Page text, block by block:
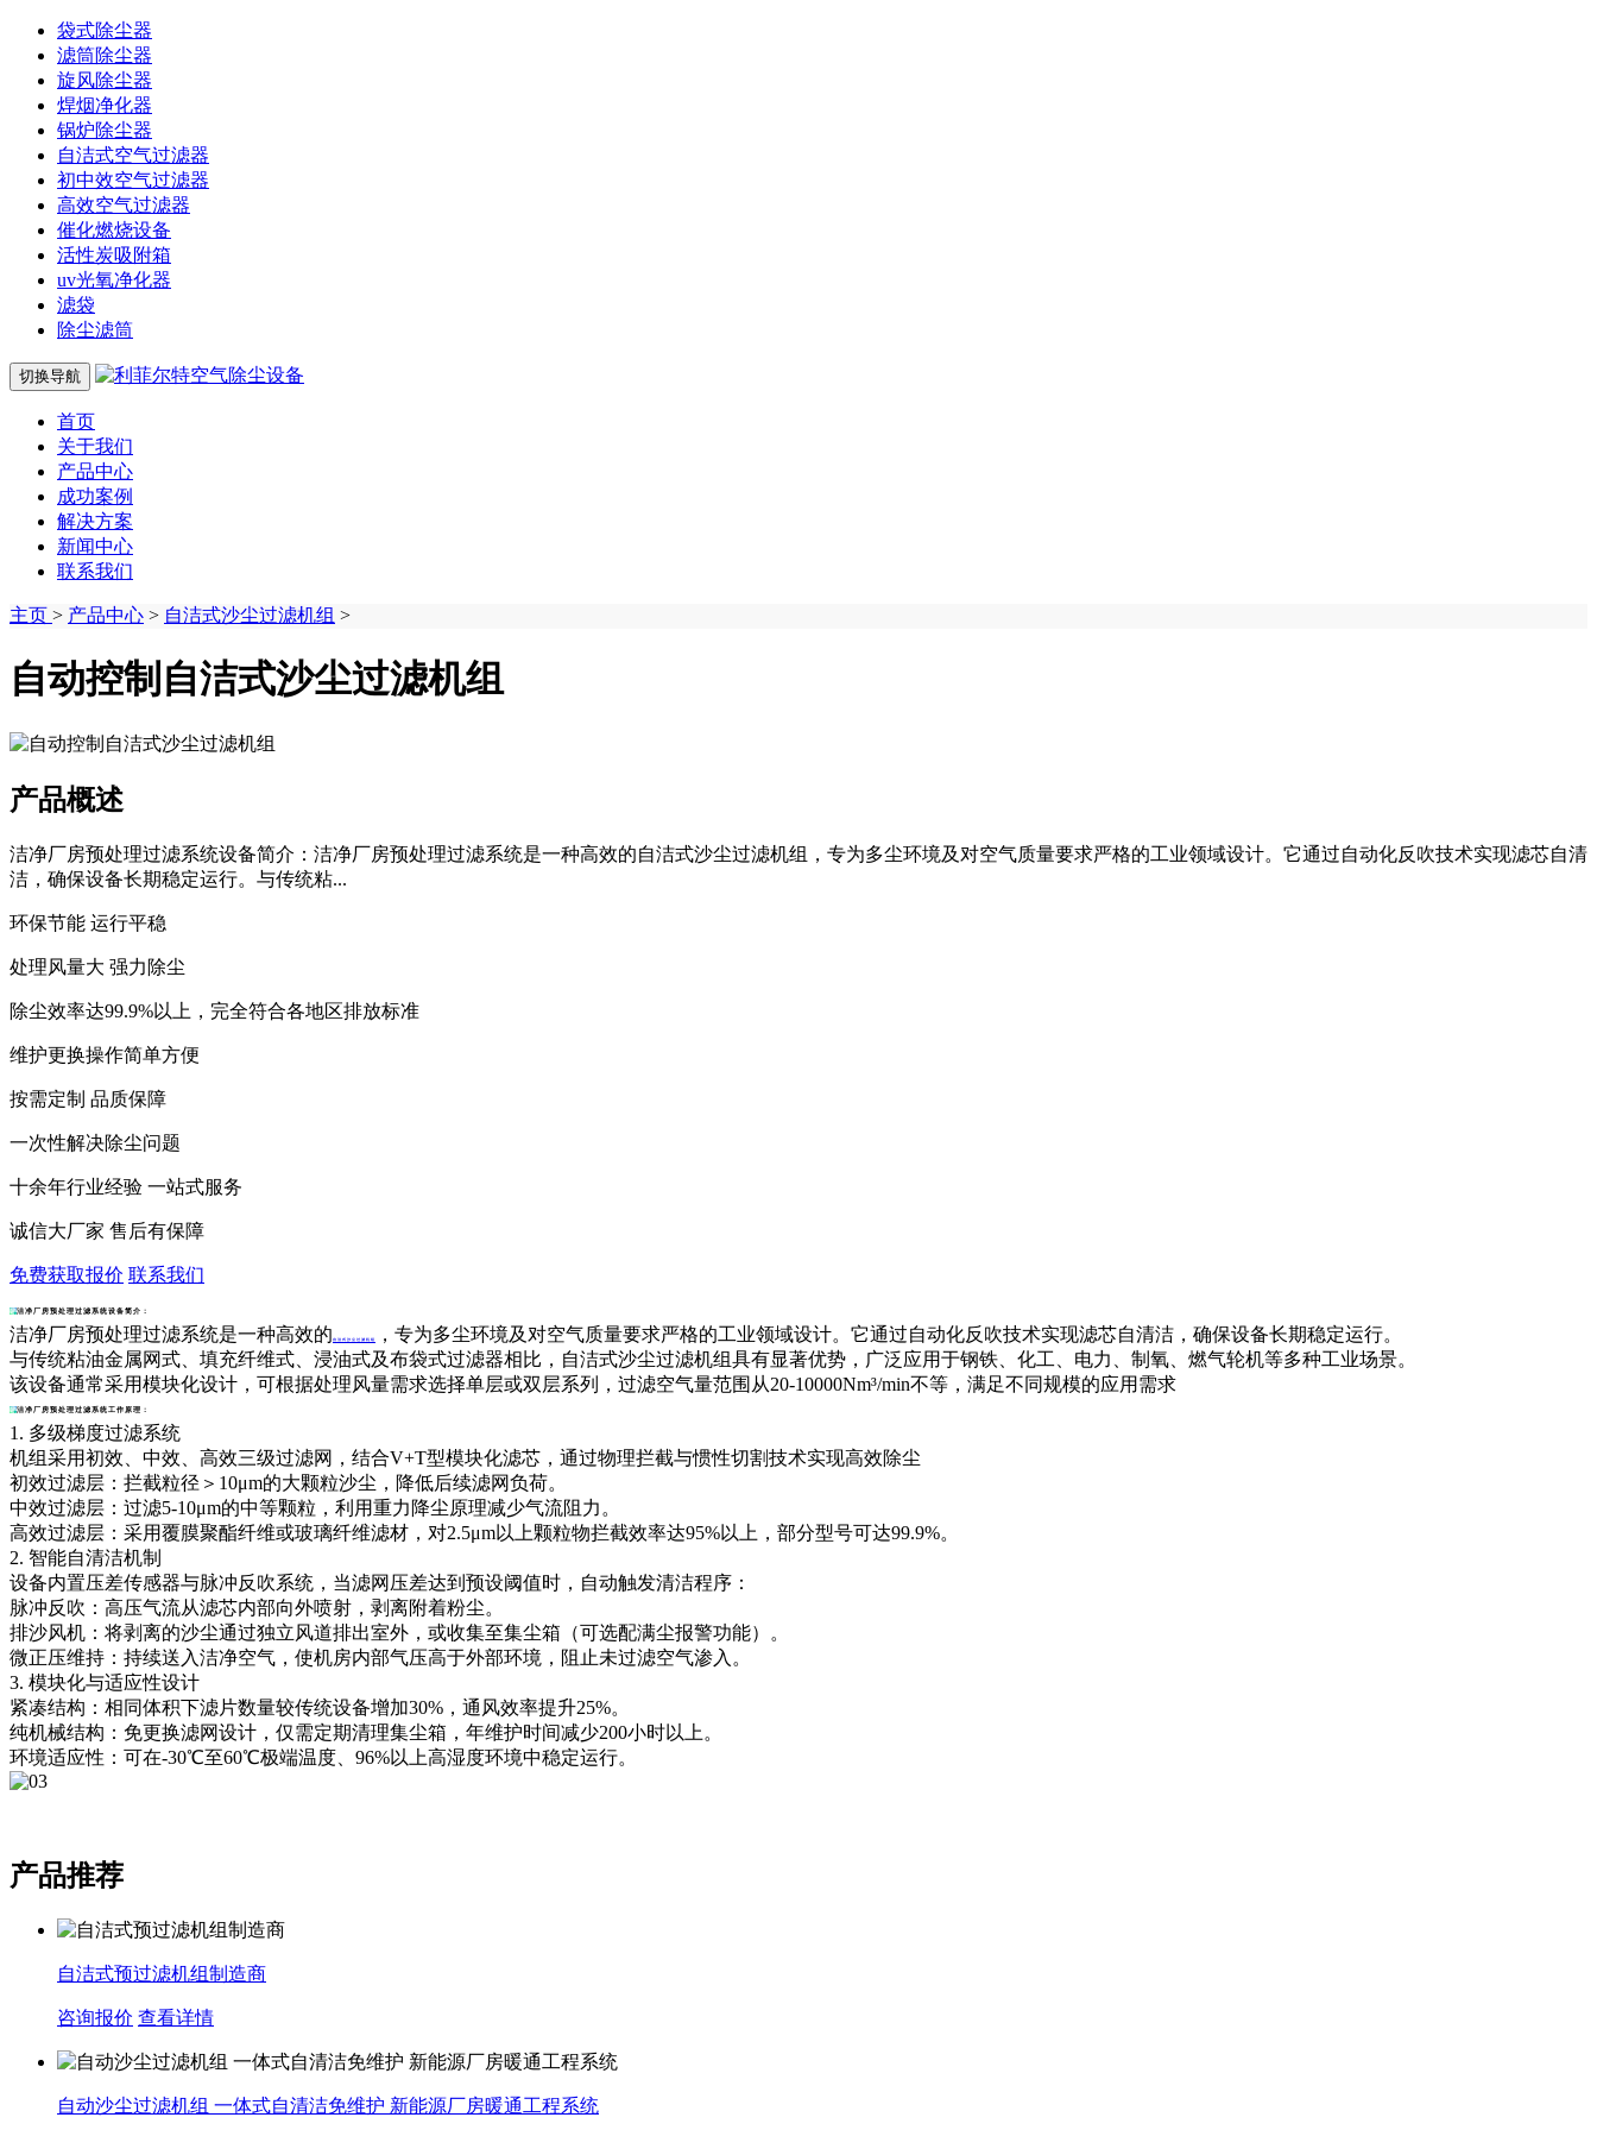
袋式除尘器
滤筒除尘器
旋风除尘器
焊烟净化器
锅炉除尘器
自洁式空气过滤器
初中效空气过滤器
高效空气过滤器
催化燃烧设备
活性炭吸附箱
uv光氧净化器
滤袋
除尘滤筒
切换导航
首页
关于我们
产品中心
成功案例
解决方案
新闻中心
联系我们
主页 > 产品中心 > 自洁式沙尘过滤机组 >
自动控制自洁式沙尘过滤机组
产品概述
洁净厂房预处理过滤系统设备简介：洁净厂房预处理过滤系统是一种高效的自洁式沙尘过滤机组，专为多尘环境及对空气质量要求严格的工业领域设计。它通过自动化反吹技术实现滤芯自清
洁，确保设备长期稳定运行。与传统粘...
环保节能 运行平稳
处理风量大 强力除尘
除尘效率达99.9%以上，完全符合各地区排放标准
维护更换操作简单方便
按需定制 品质保障
一次性解决除尘问题
十余年行业经验 一站式服务
诚信大厂家 售后有保障
免费获取报价 联系我们
洁净厂房预处理过滤系统设备简介：
洁净厂房预处理过滤系统是一种高效的 自洁式沙尘过滤机组
，专为多尘环境及对空气质量要求严格的工业领域设计。它通过自动化反吹技术实现滤芯自清洁，确保设备长期稳定运行。
与传统粘油金属网式、填充纤维式、浸油式及布袋式过滤器相比，自洁式沙尘过滤机组具有显著优势，广泛应用于钢铁、化工、电力、制氧、燃气轮机等多种工业场景。
该设备通常采用模块化设计，可根据处理风量需求选择单层或双层系列，过滤空气量范围从20-10000Nm³/min不等，满足不同规模的应用需求
洁净厂房预处理过滤系统工作原理：
1. 多级梯度过滤系统
机组采用初效、中效、高效三级过滤网，结合V+T型模块化滤芯，通过物理拦截与惯性切割技术实现高效除尘
初效过滤层：拦截粒径＞10μm的大颗粒沙尘，降低后续滤网负荷。
中效过滤层：过滤5-10μm的中等颗粒，利用重力降尘原理减少气流阻力。
高效过滤层：采用覆膜聚酯纤维或玻璃纤维滤材，对2.5μm以上颗粒物拦截效率达95%以上，部分型号可达99.9%。
2. 智能自清洁机制
设备内置压差传感器与脉冲反吹系统，当滤网压差达到预设阈值时，自动触发清洁程序：
脉冲反吹：高压气流从滤芯内部向外喷射，剥离附着粉尘。
排沙风机：将剥离的沙尘通过独立风道排出室外，或收集至集尘箱（可选配满尘报警功能）。
微正压维持：持续送入洁净空气，使机房内部气压高于外部环境，阻止未过滤空气渗入。
3. 模块化与适应性设计
紧凑结构：相同体积下滤片数量较传统设备增加30%，通风效率提升25%。
纯机械结构：免更换滤网设计，仅需定期清理集尘箱，年维护时间减少200小时以上。
环境适应性：可在-30℃至60℃极端温度、96%以上高湿度环境中稳定运行。
产品推荐
自洁式预过滤机组制造商
咨询报价 查看详情
自动沙尘过滤机组 一体式自清洁免维护 新能源厂房暖通工程系统